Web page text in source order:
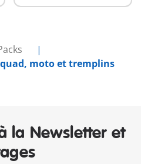
quad, moto et tremplins
la Newsletter et